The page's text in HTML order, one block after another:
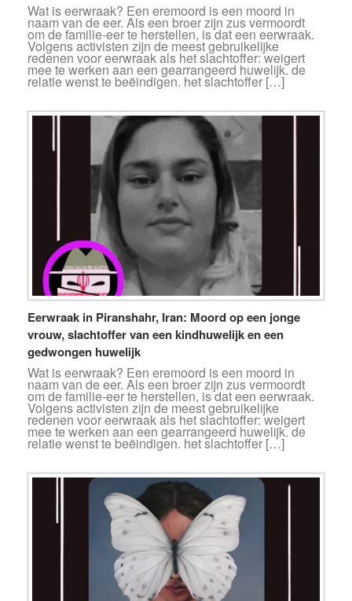
Wat is eerwraak? Een eremoord is een moord in
naam van de eer. Als een broer zijn zus vermoordt
om de familie-eer te herstellen, is dat een eerwraak.
Volgens activisten zijn de meest gebruikelijke
redenen voor eerwraak als het slachtoffer: weigert
mee te werken aan een gearrangeerd huwelijk. de
relatie wenst te beëindigen. het slachtoffer […]
Eerwraak in Piranshahr, Iran: Moord op een jonge
vrouw, slachtoffer van een kindhuwelijk en een
gedwongen huwelijk
Wat is eerwraak? Een eremoord is een moord in
naam van de eer. Als een broer zijn zus vermoordt
om de familie-eer te herstellen, is dat een eerwraak.
Volgens activisten zijn de meest gebruikelijke
redenen voor eerwraak als het slachtoffer: weigert
mee te werken aan een gearrangeerd huwelijk. de
relatie wenst te beëindigen. het slachtoffer […]